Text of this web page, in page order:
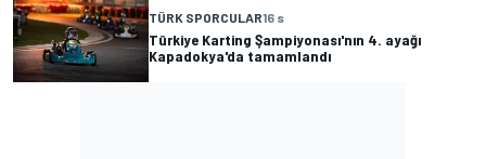
TÜRK SPORCULAR16 s
Türkiye Karting Şampiyonası'nın 4. ayağı
Kapadokya'da tamamlandı